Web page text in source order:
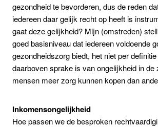
gezondheid te bevorderen, dus de reden
iedereen daar gelijk recht op heeft is
gaat deze gelijkheid? Mijn (omstreden)
goed basisniveau dat iedereen voldoende
gezondheidszorg biedt, het niet per
daarboven sprake is van ongelijkheid in de
mensen meer zorg kunnen kopen dan
Inkomensongelijkheid
Hoe passen we de besproken